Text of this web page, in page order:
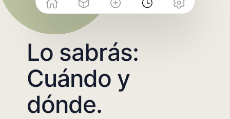
Lo sabrás:
Cuándo y
dónde.